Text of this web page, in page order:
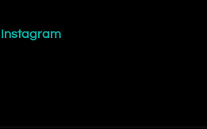
Instagram